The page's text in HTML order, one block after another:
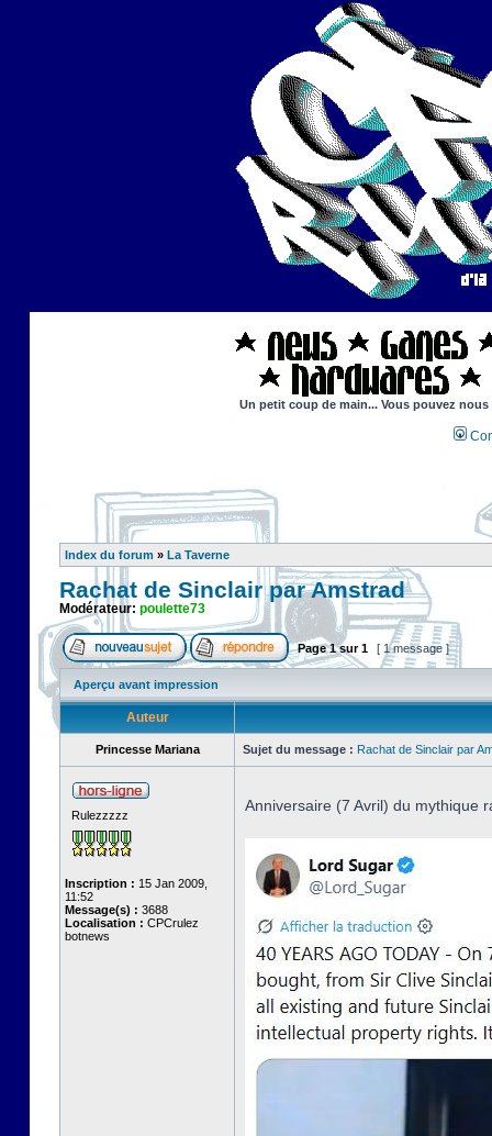
Un petit coup de main... Vous pouvez
Index du forum » La Taverne
Rachat de Sinclair par Amstrad
Modérateur: poulette73
Page1sur1 [ 1 message ]
Aperçu avant impression
Auteur
Princesse Mariana Sujet du message : Rachat de Sinclair par
Rulezzzzz
Inscription : 15 Jan 2009,
11:52
Message(s) : 3688
Localisation : CPCrulez
botnews
Anniversaire (7 Avril) du mythique